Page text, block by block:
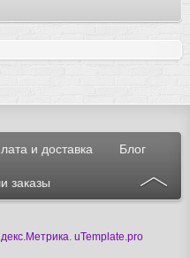
и доставка Блог
заказы
. uTemplate.pro